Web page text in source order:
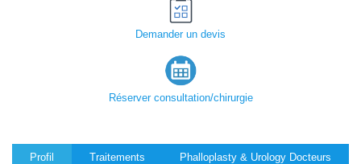
Demander un devis
Réserver consultation/chirurgie
Profil Traitements Phalloplasty & Urology Docteurs